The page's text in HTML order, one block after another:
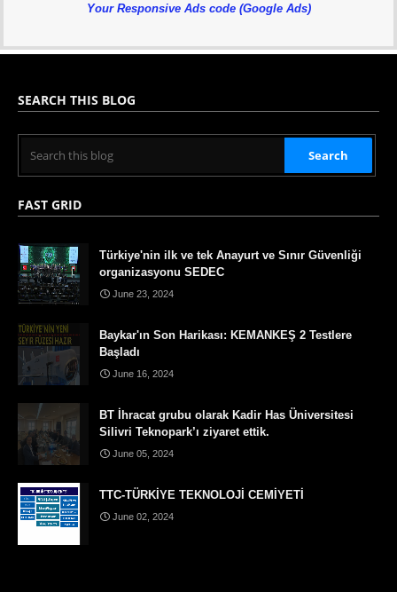
Your Responsive Ads code (Google Ads)
SEARCH THIS BLOG
FAST GRID
Türkiye'nin ilk ve tek Anayurt ve Sınır Güvenliği
organizasyonu SEDEC
June 23, 2024
Baykar'ın Son Harikası: KEMANKEŞ 2 Testlere
Başladı
June 16, 2024
BT İhracat grubu olarak Kadir Has Üniversitesi
Silivri Teknopark’ı ziyaret ettik.
June 05, 2024
TTC-TÜRKİYE TEKNOLOJİ CEMİYETİ
June 02, 2024